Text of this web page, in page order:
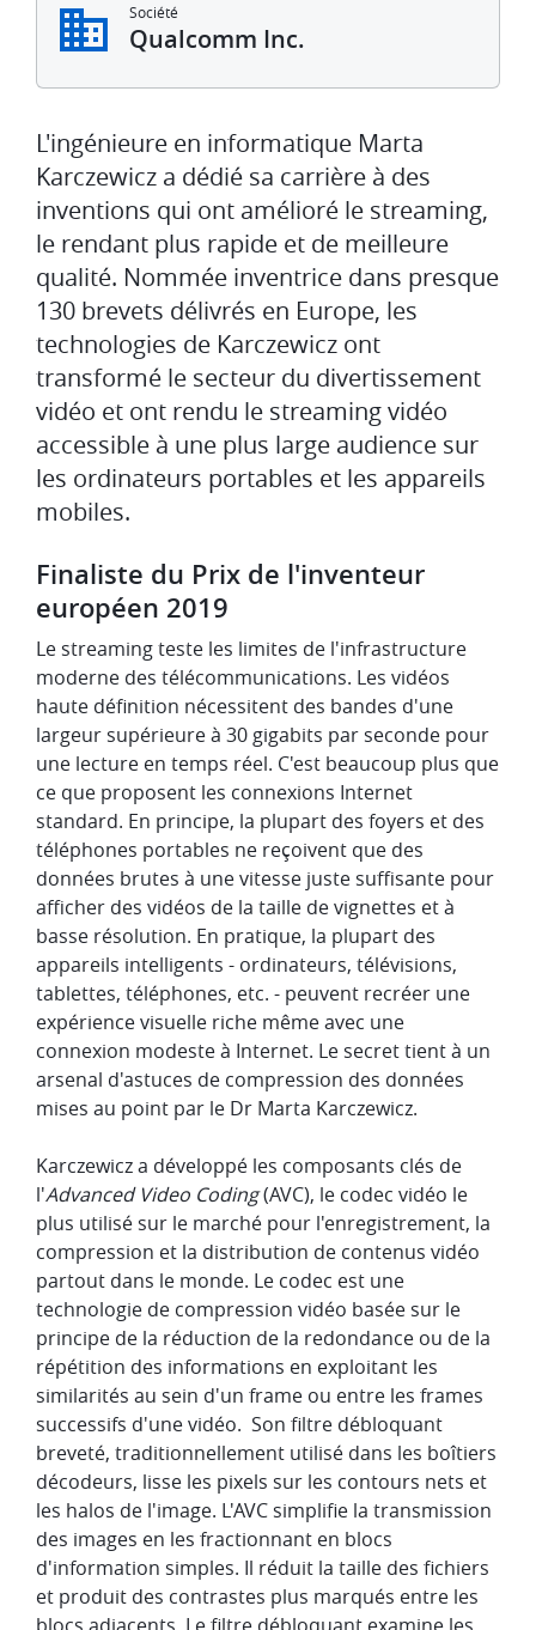
Société
Qualcomm Inc.
L'ingénieure en informatique Marta
Karczewicz a dédié sa carrière à des
inventions qui ont amélioré le streaming,
le rendant plus rapide et de meilleure
qualité. Nommée inventrice dans presque
130 brevets délivrés en Europe, les
technologies de Karczewicz ont
transformé le secteur du divertissement
vidéo et ont rendu le streaming vidéo
accessible à une plus large audience sur
les ordinateurs portables et les appareils
mobiles.
Finaliste du Prix de l'inventeur
européen 2019
Le streaming teste les limites de l'infrastructure
moderne des télécommunications. Les vidéos
haute définition nécessitent des bandes d'une
largeur supérieure à 30 gigabits par seconde pour
une lecture en temps réel. C'est beaucoup plus que
ce que proposent les connexions Internet
standard. En principe, la plupart des foyers et des
téléphones portables ne reçoivent que des
données brutes à une vitesse juste suffisante pour
afficher des vidéos de la taille de vignettes et à
basse résolution. En pratique, la plupart des
appareils intelligents - ordinateurs, télévisions,
tablettes, téléphones, etc. - peuvent recréer une
expérience visuelle riche même avec une
connexion modeste à Internet. Le secret tient à un
arsenal d'astuces de compression des données
mises au point par le Dr Marta Karczewicz.
Karczewicz a développé les composants clés de
l'Advanced Video Coding(AVC), le codec vidéo le
plus utilisé sur le marché pour l'enregistrement, la
compression et la distribution de contenus vidéo
partout dans le monde. Le codec est une
technologie de compression vidéo basée sur le
principe de la réduction de la redondance ou de la
répétition des informations en exploitant les
similarités au sein d'un frame ou entre les frames
successifs d'une vidéo. Son filtre débloquant
breveté, traditionnellement utilisé dans les boîtiers
décodeurs, lisse les pixels sur les contours nets et
les halos de l'image. L'AVC simplifie la transmission
des images en les fractionnant en blocs
d'information simples. Il réduit la taille des fichiers
et produit des contrastes plus marqués entre les